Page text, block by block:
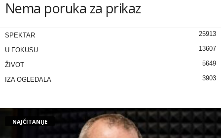
Nema poruka za prikaz
SPEKTAR 25913
U FOKUSU 13607
ŽIVOT 5649
IZA OGLEDALA 3903
NAJČITANIJE